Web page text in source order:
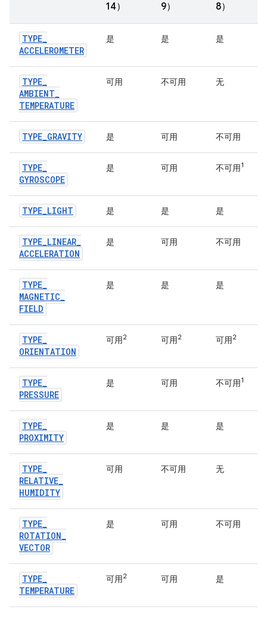
14）
9）
8）
TYPE_
ACCELEROMETER
是 是 是
TYPE_
AMBIENT_
TEMPERATURE
可用 不可用 无
TYPE_GRAVITY 是 可用 不可用
TYPE_
GYROSCOPE
是 可用 不可用1
TYPE_LIGHT 是 是 是
TYPE_LINEAR_
ACCELERATION
是 可用 不可用
TYPE_
MAGNETIC_
FIELD
是 是 是
TYPE_
ORIENTATION
可用2 可用2 可用2
TYPE_
PRESSURE
是 可用 不可用1
TYPE_
PROXIMITY
是 是 是
TYPE_
RELATIVE_
HUMIDITY
可用 不可用 无
TYPE_
ROTATION_
VECTOR
是 可用 不可用
TYPE_
TEMPERATURE
可用2 可用 是